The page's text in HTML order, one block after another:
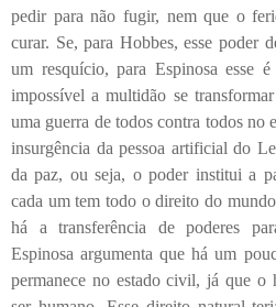
pedir para não fugir, nem que o
curar. Se, para Hobbes, esse poder
um resquício, para Espinosa esse
impossível a multidão se
uma guerra de todos contra todos no
insurgência da pessoa artificial do
da paz, ou seja, o poder institui a
cada um tem todo o direito do
há a transferência de poderes
Espinosa argumenta que há um
permanece no estado civil, já que o